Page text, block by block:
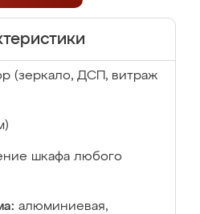
(зеркало, ДСП, витраж
шкафа любого
алюминиевая,